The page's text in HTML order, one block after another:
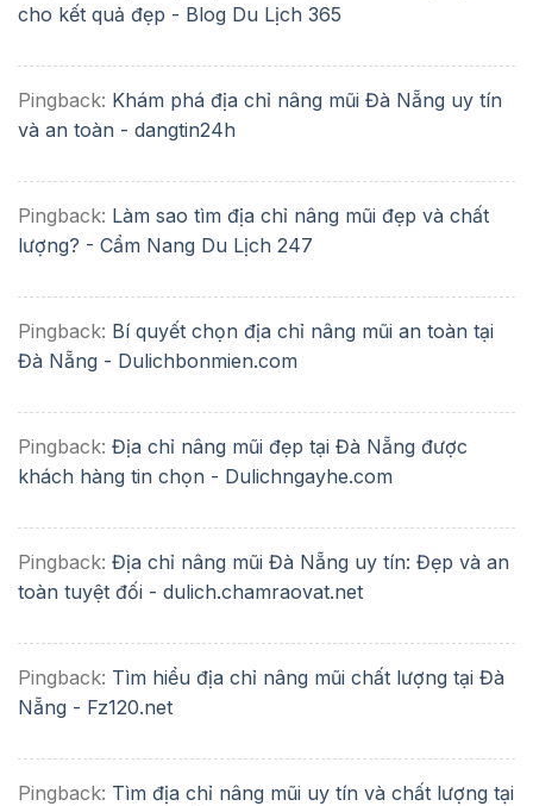
cho kết quả đẹp - Blog Du Lịch 365
Pingback: Khám phá địa chỉ nâng mũi Đà Nẵng uy tín
và an toàn - dangtin24h
Pingback: Làm sao tìm địa chỉ nâng mũi đẹp và chất
lượng? - Cẩm Nang Du Lịch 247
Pingback: Bí quyết chọn địa chỉ nâng mũi an toàn tại
Đà Nẵng - Dulichbonmien.com
Pingback: Địa chỉ nâng mũi đẹp tại Đà Nẵng được
khách hàng tin chọn - Dulichngayhe.com
Pingback: Địa chỉ nâng mũi Đà Nẵng uy tín: Đẹp và an
toàn tuyệt đối - dulich.chamraovat.net
Pingback: Tìm hiểu địa chỉ nâng mũi chất lượng tại Đà
Nẵng - Fz120.net
Pingback: Tìm địa chỉ nâng mũi uy tín và chất lượng tại